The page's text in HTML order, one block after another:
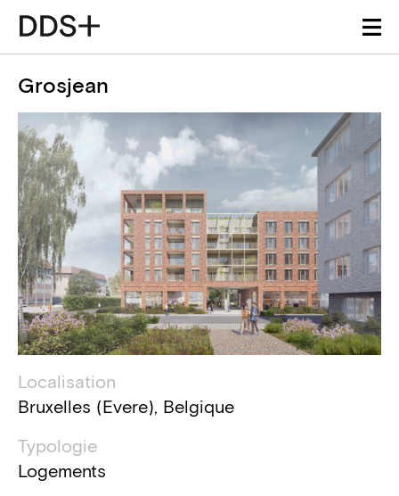
Grosjean
Détails du projet
Localisation
Bruxelles (Evere), Belgique
Typologie
Logements